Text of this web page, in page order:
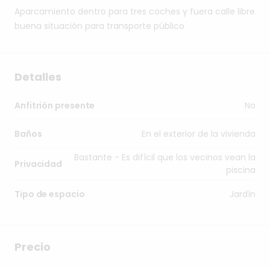
Aparcamiento dentro para tres coches y fuera calle libre
buena situación para transporte público
Detalles
Anfitrión presente No
Baños En el exterior de la vivienda
Privacidad
Bastante - Es difícil que los vecinos vean la
piscina
Tipo de espacio
Jardín
Precio